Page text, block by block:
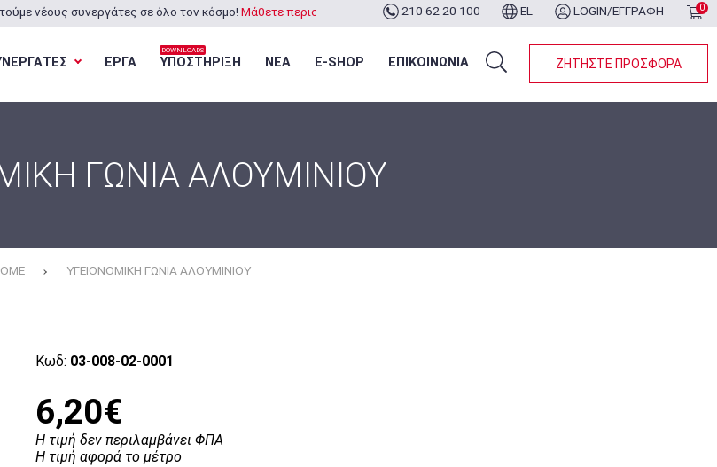
νέους συνεργάτες σε όλο τον κόσμο! Μάθετε περισσότερα... 210 62 20 100 EL LOGIN/ΕΓΓΡΑΦΗ 0
ΕΡΓΑ ΥΠΟΣΤΗΡΙΞΗ
DOWNLOADS
ΝΕΑ E-SHOP ΕΠΙΚΟΙΝΩΝΙΑ ΖΗΤΗΣΤΕ ΠΡΟΣΦΟΡΑ
ΓΩΝΙΑ ΑΛΟΥΜΙΝΙΟΥ
ΥΓΕΙΟΝΟΜΙΚΗ ΓΩΝΙΑ ΑΛΟΥΜΙΝΙΟΥ
Κωδ: 03-008-02-0001
6,20€
Η τιμή δεν περιλαμβάνει ΦΠΑ
Η τιμή αφορά το μέτρο